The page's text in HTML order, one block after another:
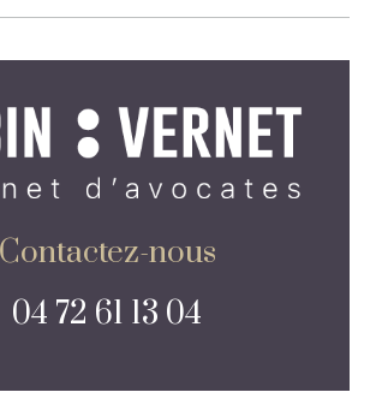
Contactez-nous
04 72 61 13 04